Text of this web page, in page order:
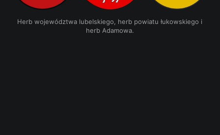
Herb województwa lubelskiego, herb powiatu łukowskiego i
herb Adamowa.